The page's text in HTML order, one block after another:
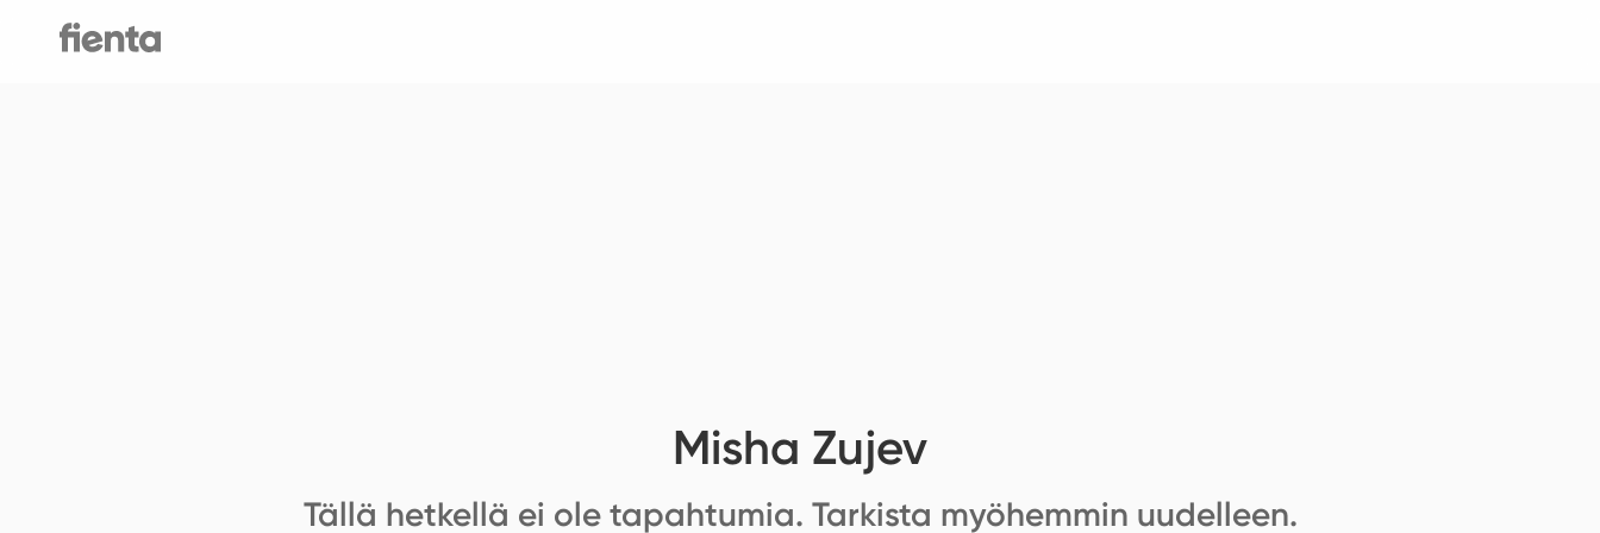
Misha Zujev
Tällä hetkellä ei ole tapahtumia. Tarkista myöhemmin uudelleen.